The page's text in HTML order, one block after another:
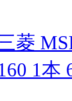
菱
1本